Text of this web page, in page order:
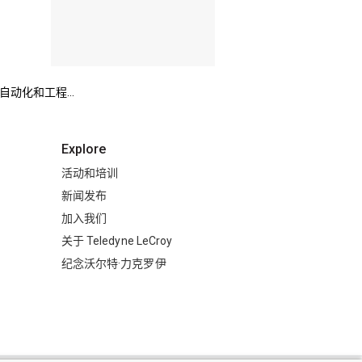
动化和工程...
Explore
活动和培训
新闻发布
加入我们
关于 Teledyne LeCroy
纪念沃尔特·力克罗伊